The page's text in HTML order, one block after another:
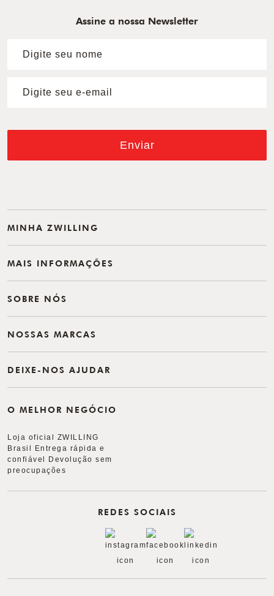
Assine a nossa Newsletter
Enviar
MINHA ZWILLING
MAIS INFORMAÇÕES
SOBRE NÓS
NOSSAS MARCAS
DEIXE-NOS AJUDAR
O MELHOR NEGÓCIO
Loja oficial ZWILLING
Brasil Entrega rápida e
confiável Devolução sem
preocupações
REDES SOCIAIS